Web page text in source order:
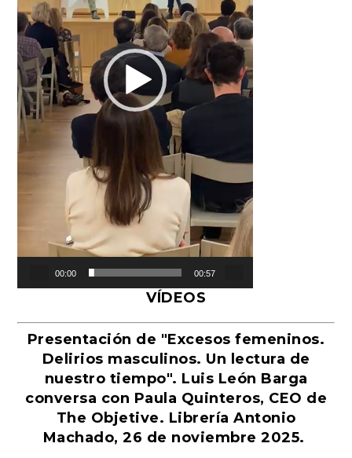
00:00 00:57
VÍDEOS
Presentación de "Excesos femeninos.
Delirios masculinos. Un lectura de
nuestro tiempo". Luis León Barga
conversa con Paula Quinteros, CEO de
The Objetive. Librería Antonio
Machado, 26 de noviembre 2025.